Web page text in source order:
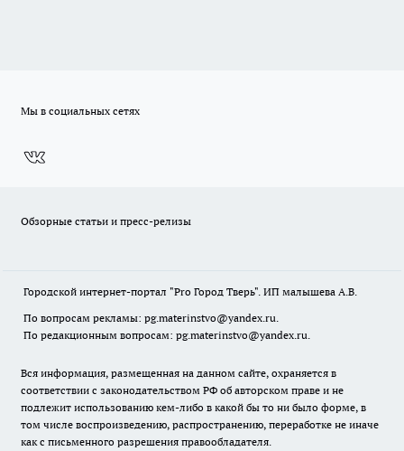
Мы в социальных сетях
Обзорные статьи и пресс-релизы
Городской интернет-портал "Pro Город Тверь". ИП малышева А.В.
По вопросам рекламы: pg.materinstvo@yandex.ru.
По редакционным вопросам: pg.materinstvo@yandex.ru.
Вся информация, размещенная на данном сайте, охраняется в
соответствии с законодательством РФ об авторском праве и не
подлежит использованию кем-либо в какой бы то ни было форме, в
том числе воспроизведению, распространению, переработке не иначе
как с письменного разрешения правообладателя.